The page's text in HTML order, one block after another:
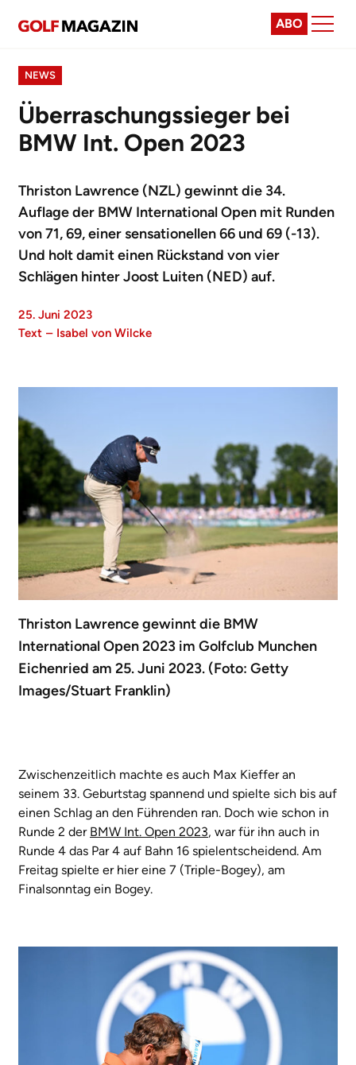
ABO
NEWS
Überraschungssieger bei
BMW Int. Open 2023
Thriston Lawrence (NZL) gewinnt die 34.
Auflage der BMW International Open mit Runden
von 71, 69, einer sensationellen 66 und 69 (-13).
Und holt damit einen Rückstand von vier
Schlägen hinter Joost Luiten (NED) auf.
25. Juni 2023
Text – Isabel von Wilcke
Thriston Lawrence gewinnt die BMW
International Open 2023 im Golfclub Munchen
Eichenried am 25. Juni 2023. (Foto: Getty
Images/Stuart Franklin)
Zwischenzeitlich machte es auch Max Kieffer an
seinem 33. Geburtstag spannend und spielte sich bis auf
einen Schlag an den Führenden ran. Doch wie schon in
Runde 2 der BMW Int. Open 2023, war für ihn auch in
Runde 4 das Par 4 auf Bahn 16 spielentscheidend. Am
Freitag spielte er hier eine 7 (Triple-Bogey), am
Finalsonntag ein Bogey.